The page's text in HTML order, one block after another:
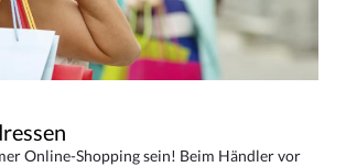
Online-Shopping sein! Beim Händler vor